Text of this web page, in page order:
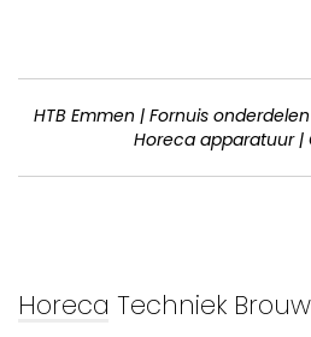
HTB Emmen | Fornuis
Horeca apparatuur |
Horeca Techniek